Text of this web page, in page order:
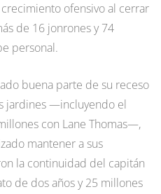
ofensivo al cerrar
de 16 jonrones y 74
personal.
buena parte de su receso
jardines —incluyendo el
con Lane Thomas—,
mantener a sus
la continuidad del capitán
de dos años y 25 millones